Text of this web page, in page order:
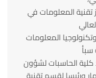
تقنية المعلومات في
المعلومات
سبأ
كلية الحاسبات لشؤون